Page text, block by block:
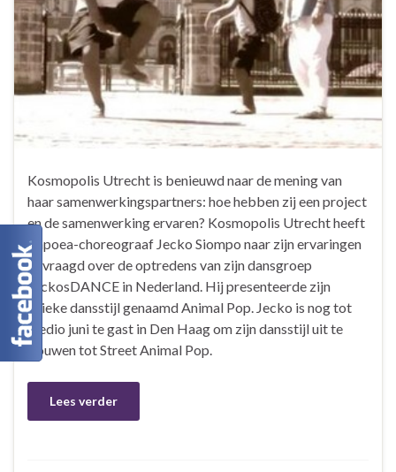
Kosmopolis Utrecht is benieuwd naar de mening van
haar samenwerkingspartners: hoe hebben zij een project
en de samenwerking ervaren? Kosmopolis Utrecht heeft
Papoea-choreograaf Jecko Siompo naar zijn ervaringen
gevraagd over de optredens van zijn dansgroep
JeckosDANCE in Nederland. Hij presenteerde zijn
unieke dansstijl genaamd Animal Pop. Jecko is nog tot
medio juni te gast in Den Haag om zijn dansstijl uit te
bouwen tot Street Animal Pop.
Lees verder